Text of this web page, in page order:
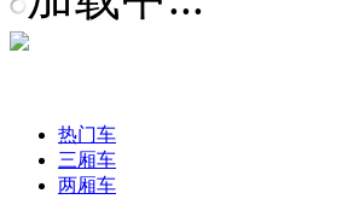
热门车
三厢车
两厢车